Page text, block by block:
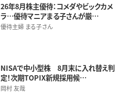
26年8月株主優待：コメダやビックカメ
ラ…優待マニアまる子さんが厳…
優待主婦 まる子さん
NISAで中小型株 8月末に入れ替え判
定！次期TOPIX新規採用候…
岡村 友哉